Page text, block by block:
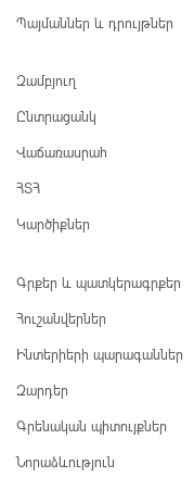
Պայմաններ և դրույթներ
Զամբյուղ
Ընտրացանկ
Վաճառասրահ
ՀՏՀ
Կարծիքներ
Գրքեր և պատկերագրքեր
Հուշանվերներ
Ինտերիերի պարագաններ
Զարդեր
Գրենական պիտույքներ
Նորաձևություն